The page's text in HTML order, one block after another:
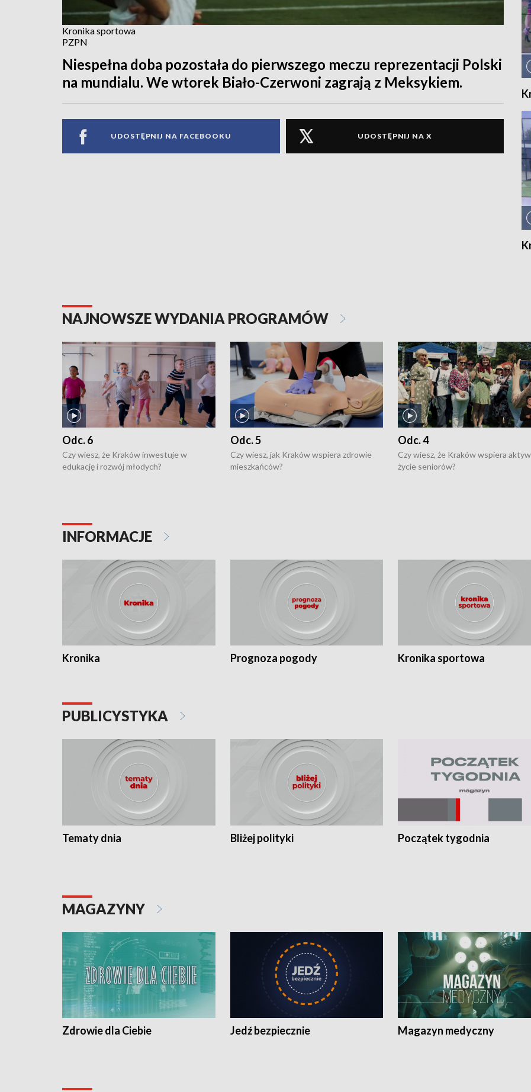
Kronika sportowa
PZPN
Niespełna doba pozostała do pierwszego meczu reprezentacji Polski
na mundialu. We wtorek Biało-Czerwoni zagrają z Meksykiem.
UDOSTĘPNIJ NA FACEBOOKU UDOSTĘPNIJ NA X
NAJNOWSZE WYDANIA PROGRAMÓW
Odc. 6
Czy wiesz, że Kraków inwestuje w
edukację i rozwój młodych?
Odc. 5
Czy wiesz, jak Kraków wspiera zdrowie
mieszkańców?
Odc. 4
Czy wiesz, że Kraków wspiera
życie seniorów?
INFORMACJE
Kronika Prognoza pogody Kronika sportowa
PUBLICYSTYKA
Tematy dnia Bliżej polityki Początek tygodnia
MAGAZYNY
Zdrowie dla Ciebie Jedź bezpiecznie Magazyn medyczny